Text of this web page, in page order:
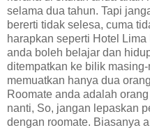
selama dua tahun. Tapi
bererti tidak selesa, cuma
harapkan seperti Hotel
anda boleh belajar dan
ditempatkan ke bilik
memuatkan hanya dua
Roomate anda adalah
nanti, So, jangan lepaskan
dengan roomate. Biasanya